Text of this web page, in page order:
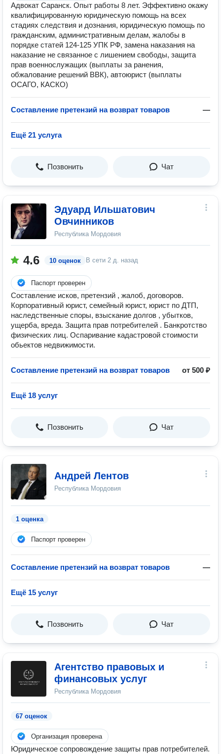
Адвокат Саранск. Опыт работы 8 лет. Эффективно окажу
квалифицированную юридическую помощь на всех
стадиях следствия и дознания, юридическую помощь по
гражданским, административным делам, жалобы в
порядке статей 124-125 УПК РФ, замена наказания на
наказание не связанное с лишением свободы, защита
прав военнослужащих (выплаты за ранения,
обжалование решений ВВК), автоюрист (выплаты
ОСАГО, КАСКО)
Составление претензий на возврат товаров —
Ещё 21 услуга
Позвонить Чат
Эдуард Ильшатович
Овчинников
Республика Мордовия
4.6 10 оценок В сети 2 д. назад
Паспорт проверен
Составление исков, претензий , жалоб, договоров.
Корпоративный юрист, семейный юрист, юрист по ДТП,
наследственные споры, взыскание долгов , убытков,
ущерба, вреда. Защита прав потребителей . Банкротство
физических лиц. Оспаривание кадастровой стоимости
обьектов недвижимости.
Составление претензий на возврат товаров от 500 ₽
Ещё 18 услуг
Позвонить Чат
Андрей Лентов
Республика Мордовия
1 оценка
Паспорт проверен
Составление претензий на возврат товаров —
Ещё 15 услуг
Позвонить Чат
Агентство правовых и
финансовых услуг
Республика Мордовия
67 оценок
Организация проверена
Юридическое сопровождение защиты прав потребителей.